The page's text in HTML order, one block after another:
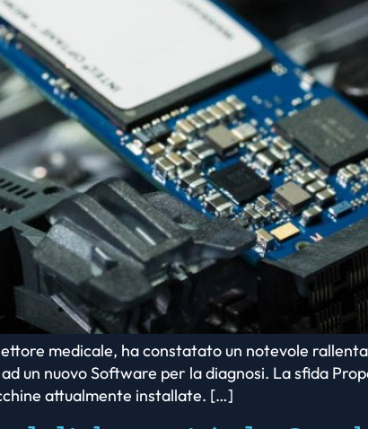
medicale, ha constatato un notevole
un nuovo Software per la diagnosi. La sfida
attualmente installate. […]